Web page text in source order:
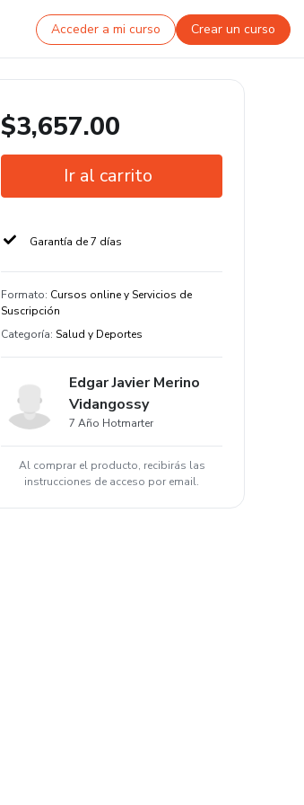
Acceder a mi curso Crear un curso
$3,657.00
Ir al carrito
Garantía de 7 días
Formato: Cursos online y Servicios de
Suscripción
Categoría: Salud y Deportes
Edgar Javier Merino
Vidangossy
7 Año Hotmarter
Al comprar el producto, recibirás las
instrucciones de acceso por email.